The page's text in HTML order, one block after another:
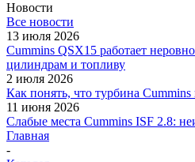
Новости
Все новости
13 июля 2026
Cummins QSX15 работает
цилиндрам и топливу
2 июля 2026
Как понять, что турбина Cummins
11 июня 2026
Слабые места Cummins ISF 2.8:
Главная
-